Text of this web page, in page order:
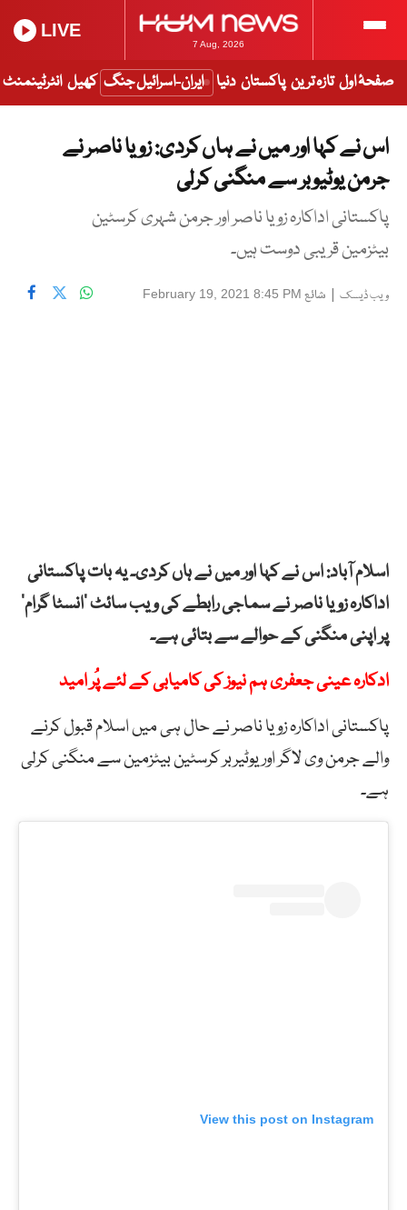
7 Aug, 2026
LIVE
صفحۂ اول تازہ ترین پاکستان دنیا ایران-اسرائیل جنگ کھیل انٹرٹینمنٹ
اس نے کہا اور میں نے ہاں کردی: زویا ناصر نے
جرمن یوٹیوبر سے منگنی کرلی
پاکستانی اداکارہ زویا ناصر اور جرمن شہری کرسٹین
بیٹزمین قریبی دوست ہیں۔
ویب ڈیسک | شائع February 19, 2021 8:45 PM
اسلام آباد: اس نے کہا اور میں نے ہاں کردی۔ یہ بات پاکستانی
اداکارہ زویا ناصر نے سماجی رابطے کی ویب سائٹ ’انسٹا گرام‘
پر اپنی منگنی کے حوالے سے بتائی ہے۔
ادکارہ عینی جعفری ہم نیوز کی کامیابی کے لئے پُر امید
پاکستانی اداکارہ زویا ناصر نے حال ہی میں اسلام قبول کرنے
والے جرمن وی لاگر اور یوٹیربر کرسٹین بیٹزمین سے منگنی کرلی
ہے۔
View this post on Instagram